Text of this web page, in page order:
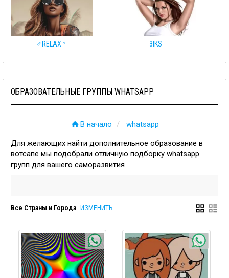
♂️RELAX♀️ 3IKS
ОБРАЗОВАТЕЛЬНЫЕ ГРУППЫ WHATSAPP
В начало whatsapp
Для желающих найти дополнительное образование в
вотсапе мы подобрали отличную подборку whatsapp
групп для вашего саморазвития
Все Страны и Города ИЗМЕНИТЬ